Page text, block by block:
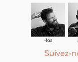
Suivez-